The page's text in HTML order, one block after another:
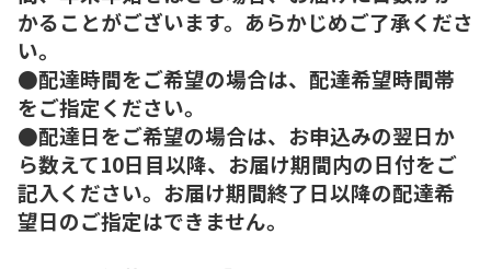
かることがございます。あらかじめご了承くださ
い。
●配達時間をご希望の場合は、配達希望時間帯
をご指定ください。
●配達日をご希望の場合は、お申込みの翌日か
ら数えて10日目以降、お届け期間内の日付をご
記入ください。お届け期間終了日以降の配達希
望日のご指定はできません。